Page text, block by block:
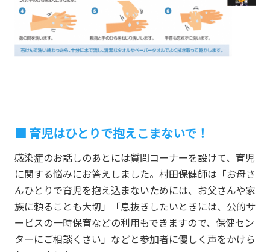
育児はひとりで抱えこまないで！
感染症のお話しのあとには質問コーナーを設けて、育児
に関する悩みにお答えしました。村田保健師は「お母さ
んひとりで育児を抱え込まないためには、お父さんや家
族に頼ることも大切」「息抜きしたいときには、公的サ
ービスの一時保育などの利用もできますので、保健セン
ターにご相談くさい」などと参加者に優しく声をかけら